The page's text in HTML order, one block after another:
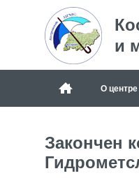
и
О центре
Закончен